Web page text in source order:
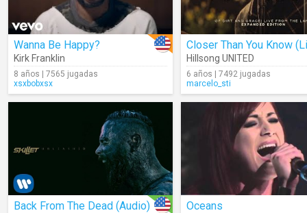
Wanna Be Happy?
Kirk Franklin
8 años | 7565 jugadas
xsxbobxsx
Closer Than You Know
Hillsong UNITED
6 años | 7492 jugadas
marcelo_sti
Back From The Dead (Audio) Oceans